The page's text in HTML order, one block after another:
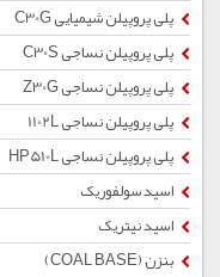
پلی پروپیلن شیمیایی C30G
پلی پروپیلن نساجی C30S
پلی پروپیلن نساجی Z30G
پلی پروپیلن نساجی 1102L
پلی پروپیلن نساجی HP510L
اسید سولفوریک
اسید نیتریک
بنزن (COAL BASE)